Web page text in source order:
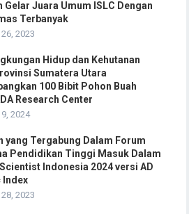
Gelar Juara Umum ISLC Dengan
Terbanyak
2023
Hidup dan Kehutanan
Sumatera Utara
100 Bibit Pohon Buah
Research Center
2024
yang Tergabung Dalam Forum
Pendidikan Tinggi Masuk Dalam
Indonesia 2024 versi AD
Index
2023